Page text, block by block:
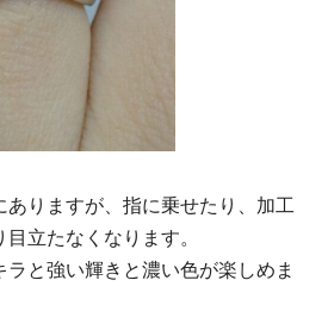
ありますが、指に乗せたり、加工
立たなくなります。
と強い輝きと濃い色が楽しめま